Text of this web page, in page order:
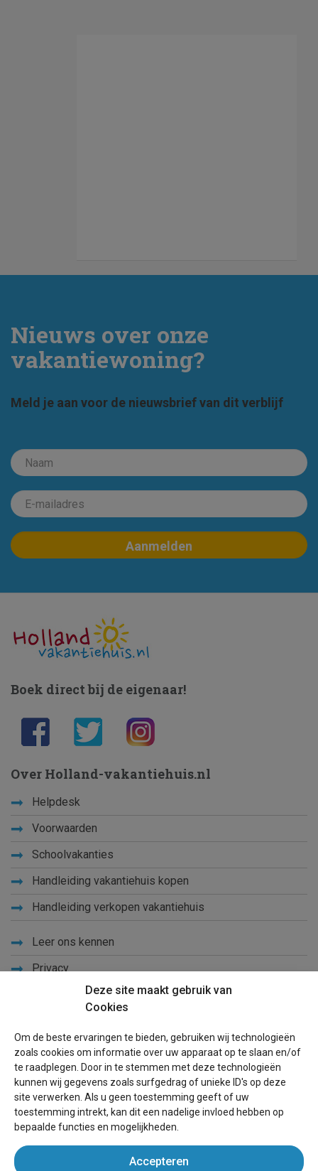
Nieuws over onze
vakantiewoning?
Meld je aan voor de nieuwsbrief van dit verblijf
Deze site maakt gebruik van
Cookies
Om de beste ervaringen te bieden, gebruiken wij technologieën
zoals cookies om informatie over uw apparaat op te slaan en/of
te raadplegen. Door in te stemmen met deze technologieën
kunnen wij gegevens zoals surfgedrag of unieke ID's op deze
site verwerken. Als u geen toestemming geeft of uw
toestemming intrekt, kan dit een nadelige invloed hebben op
bepaalde functies en mogelijkheden.
Accepteren
Boek direct bij de eigenaar!
Over Holland-vakantiehuis.nl
Helpdesk
Voorwaarden
Schoolvakanties
Handleiding vakantiehuis kopen
Handleiding verkopen vakantiehuis
Leer ons kennen
Privacy
Blog
Voor eigenaren
Een advertentie plaatsen
Succesvol verhuren vakantiewoning